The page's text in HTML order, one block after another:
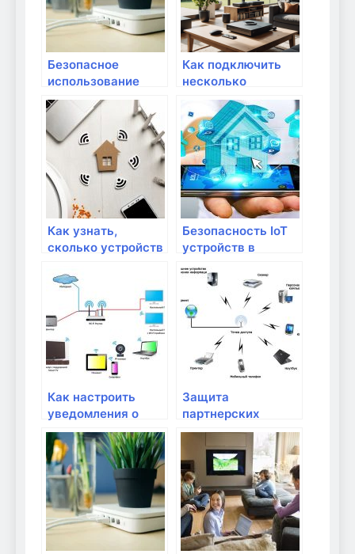
Безопасное
использование
смарт-устройств и
умного дома
Как подключить
несколько
устройств к
дачному роутеру
без потери
скорости
Как узнать,
сколько устройств
моему роутеру?
Безопасность IoT
устройств в
Как настроить
уведомления о
подключении
новых устройств к
Wi-Fi?
Защита
партнерских
домашних
устройств от
кибератак